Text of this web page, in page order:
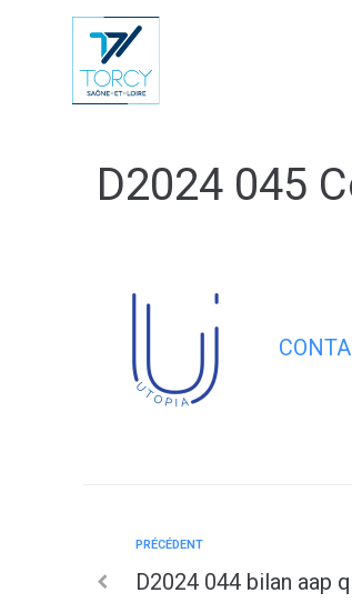
D2024 045
PRÉCÉDENT
D2024 044 bilan aap